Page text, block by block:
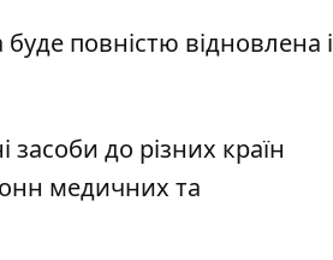
повністю відновлена і
засоби до різних країн
медичних та